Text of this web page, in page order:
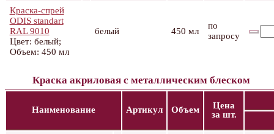
Краска-спрей
ODIS standart
RAL 9010
Цвет: белый;
Объем: 450 мл
белый 450 мл
по
запросу
Краска акриловая с металлическим блеском
Наименование Артикул Объем
Цена
за шт.